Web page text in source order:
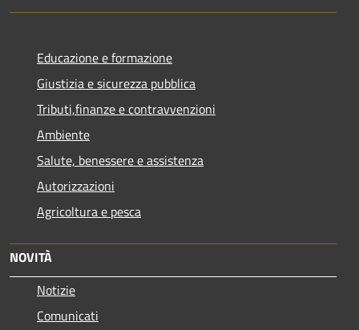
Educazione e formazione
Giustizia e sicurezza pubblica
Tributi,finanze e contravvenzioni
Ambiente
Salute, benessere e assistenza
Autorizzazioni
Agricoltura e pesca
NOVITÀ
Notizie
Comunicati